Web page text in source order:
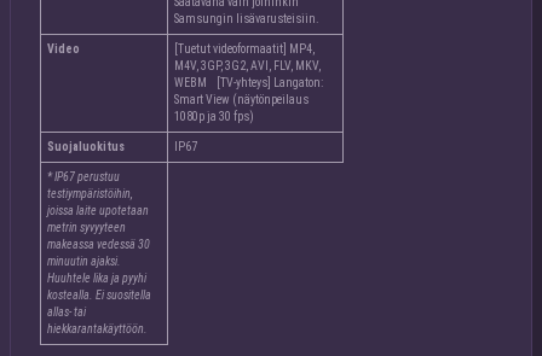
Samsungin lisävarusteisiin.
Video
[Tuetut videoformaatit] MP4,
M4V, 3GP, 3G2, AVI, FLV, MKV,
WEBM [TV-yhteys] Langaton:
Smart View (näytönpeilaus
1080p ja 30 fps)
Suojaluokitus IP67
* IP67 perustuu
testiympäristöihin,
joissa laite upotetaan
metrin syvyyteen
makeassa vedessä 30
minuutin ajaksi.
Huuhtele lika ja pyyhi
kostealla. Ei suositella
allas- tai
hiekkarantakäyttöön.